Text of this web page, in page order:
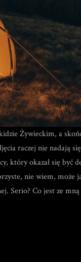
Żywieckim, a
raczej nie
który okazał się
nie wiem,
Serio? Co jest ze